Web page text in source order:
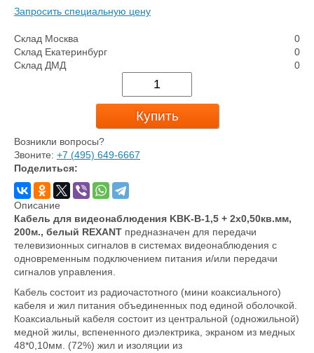
Запросить специальную цену
Склад Москва
0
Склад Екатеринбург
0
Склад ДМД
0
Купить
Возникли вопросы?
Звоните: +7 (495) 649-6667
Поделиться:
Описание
Кабель для видеонаблюдения KBK-B-1,5 + 2x0,50кв.мм,
200м., белый REXANT предназначен для передачи
телевизионных сигналов в системах видеонаблюдения с
одновременным подключением питания и/или передачи
сигналов управления.
Кабель состоит из радиочастотного (мини коаксиального)
кабеля и жил питания объединенных под единой оболочкой.
Коаксиальный кабеля состоит из центральной (одножильной)
медной жилы, вспененного диэлектрика, экраном из медных
48*0,10мм. (72%) жил и изоляции из